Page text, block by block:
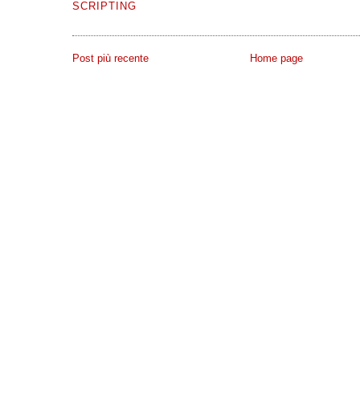
SCRIPTING
Post più recente Home page